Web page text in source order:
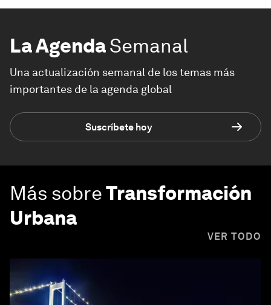
La AgendaSemanal
Una actualización semanal de los temas más
importantes de la agenda global
Suscríbete hoy
Más sobreTransformación
Urbana
VER TODO